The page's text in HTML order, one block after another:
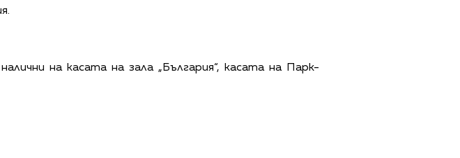
на касата на зала „България“, касата на Парк-